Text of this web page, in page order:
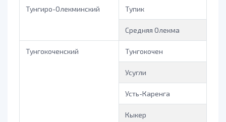
Тунгиро-Олекминский Тупик
Средняя Олекма
Тунгокоченский Тунгокочен
Усугли
Усть-Каренга
Кыкер